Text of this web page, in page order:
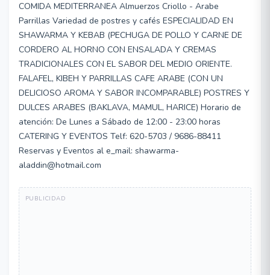
COMIDA MEDITERRANEA Almuerzos Criollo - Arabe
Parrillas Variedad de postres y cafés ESPECIALIDAD EN
SHAWARMA Y KEBAB (PECHUGA DE POLLO Y CARNE DE
CORDERO AL HORNO CON ENSALADA Y CREMAS
TRADICIONALES CON EL SABOR DEL MEDIO ORIENTE.
FALAFEL, KIBEH Y PARRILLAS CAFE ARABE (CON UN
DELICIOSO AROMA Y SABOR INCOMPARABLE) POSTRES Y
DULCES ARABES (BAKLAVA, MAMUL, HARICE) Horario de
atención: De Lunes a Sábado de 12:00 - 23:00 horas
CATERING Y EVENTOS Telf: 620-5703 / 9686-88411
Reservas y Eventos al e_mail: shawarma-
aladdin@hotmail.com